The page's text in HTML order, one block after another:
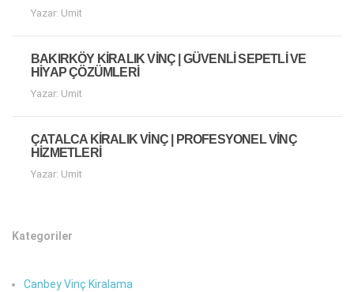
Yazar: Umit
BAKIRKÖY KIRALIK VINÇ | GÜVENLI SEPETLI VE
HIYAP ÇÖZÜMLERI
Yazar: Umit
ÇATALCA KIRALIK VINÇ | PROFESYONEL VINÇ
HIZMETLERI
Yazar: Umit
Kategoriler
Canbey Vinç Kiralama